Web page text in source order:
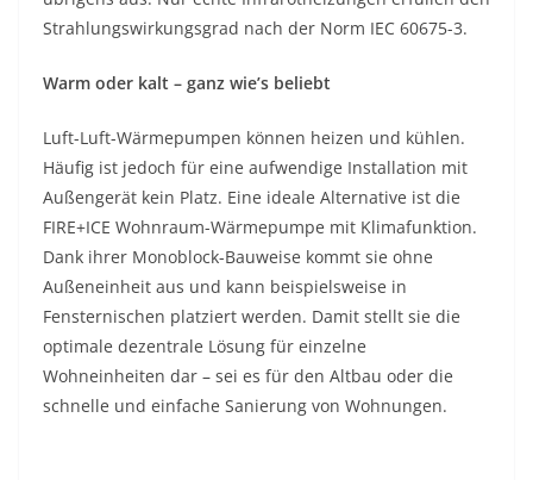
Strahlungswirkungsgrad nach der Norm IEC 60675-3.
Warm oder kalt – ganz wie’s beliebt
Luft-Luft-Wärmepumpen können heizen und kühlen.
Häufig ist jedoch für eine aufwendige Installation mit
Außengerät kein Platz. Eine ideale Alternative ist die
FIRE+ICE Wohnraum-Wärmepumpe mit Klimafunktion.
Dank ihrer Monoblock-Bauweise kommt sie ohne
Außeneinheit aus und kann beispielsweise in
Fensternischen platziert werden. Damit stellt sie die
optimale dezentrale Lösung für einzelne
Wohneinheiten dar – sei es für den Altbau oder die
schnelle und einfache Sanierung von Wohnungen.